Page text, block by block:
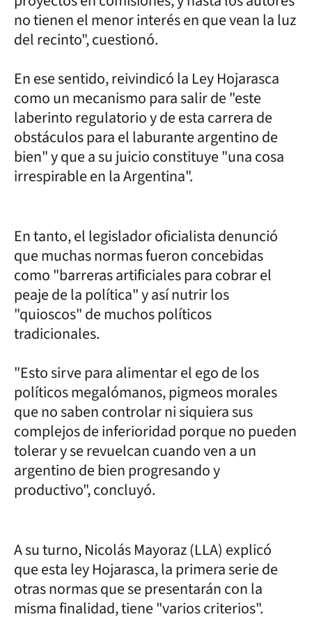
no tienen el menor interés en que vean la luz
del recinto", cuestionó.
En ese sentido, reivindicó la Ley Hojarasca
como un mecanismo para salir de "este
laberinto regulatorio y de esta carrera de
obstáculos para el laburante argentino de
bien" y que a su juicio constituye "una cosa
irrespirable en la Argentina".
En tanto, el legislador oficialista denunció
que muchas normas fueron concebidas
como "barreras artificiales para cobrar el
peaje de la política" y así nutrir los
"quioscos" de muchos políticos
tradicionales.
"Esto sirve para alimentar el ego de los
políticos megalómanos, pigmeos morales
que no saben controlar ni siquiera sus
complejos de inferioridad porque no pueden
tolerar y se revuelcan cuando ven a un
argentino de bien progresando y
productivo", concluyó.
A su turno, Nicolás Mayoraz (LLA) explicó
que esta ley Hojarasca, la primera serie de
otras normas que se presentarán con la
misma finalidad, tiene "varios criterios".